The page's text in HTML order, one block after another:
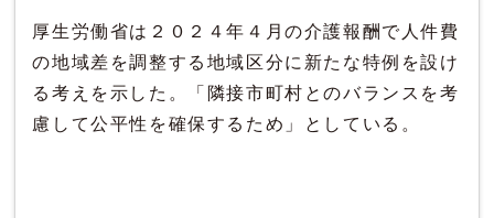
厚生労働省は２０２４年４月の介護報酬で人件費
の地域差を調整する地域区分に新たな特例を設け
る考えを示した。「隣接市町村とのバランスを考
慮して公平性を確保するため」としている。